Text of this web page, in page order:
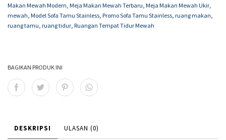
Makan Mewah Modern, Meja Makan Mewah Terbaru, Meja Makan Mewah Ukir,
mewah, Model Sofa Tamu Stainless, Promo Sofa Tamu Stainless, ruang makan,
ruang tamu, ruang tidur, Ruangan Tempat Tidur Mewah
BAGIKAN PRODUK INI
DESKRIPSI ULASAN (0)